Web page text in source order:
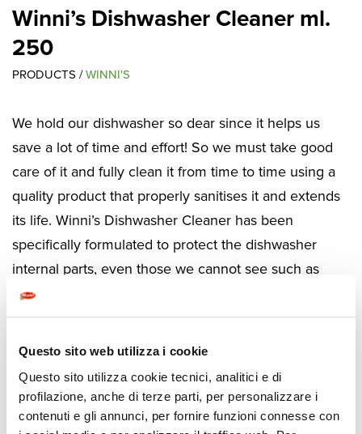
Questo sito web utilizza i cookie
Questo sito utilizza cookie tecnici, analitici e di
profilazione, anche di terze parti, per personalizzare i
contenuti e gli annunci, per fornire funzioni connesse con
Winni’s Dishwasher Cleaner ml.
250
PRODUCTS /WINNI'S
We hold our dishwasher so dear since it helps us
save a lot of time and effort! So we must take good
care of it and fully clean it from time to time using a
quality product that properly sanitises it and extends
its life. Winni’s Dishwasher Cleaner has been
specifically formulated to protect the dishwasher
internal parts, even those we cannot see such as
filter, sprayer and gaskets. When used regularly, the
dishwasher cleaner improves the washing efficiency